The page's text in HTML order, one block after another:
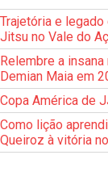
Trajetória e
Jitsu no Vale do
Relembre a
Demian Maia em
Copa América de
Como lição
Queiroz à vitória